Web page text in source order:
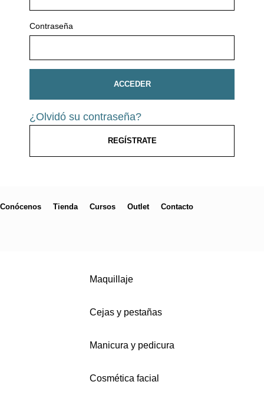
Contraseña
ACCEDER
¿Olvidó su contraseña?
REGÍSTRATE
Conócenos Tienda Cursos Outlet Contacto
Maquillaje
Cejas y pestañas
Manicura y pedicura
Cosmética facial